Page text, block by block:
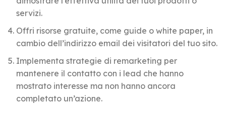
servizi.
Offri risorse gratuite, come guide o white paper, in
cambio dell’indirizzo email dei visitatori del tuo sito.
Implementa strategie di remarketing per
mantenere il contatto con i lead che hanno
mostrato interesse ma non hanno ancora
completato un’azione.